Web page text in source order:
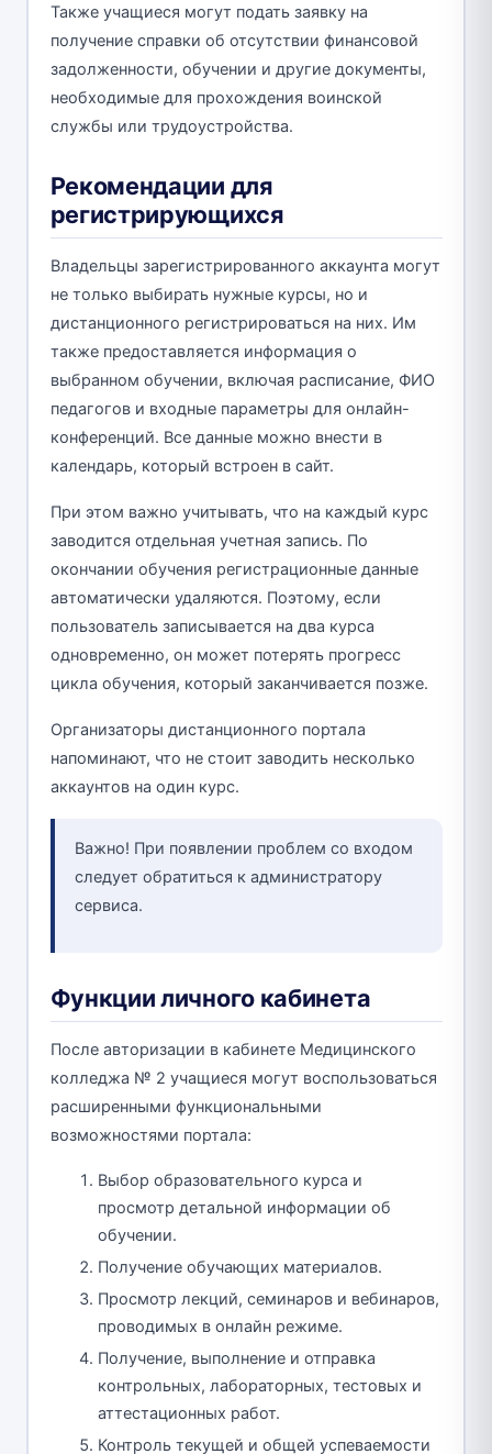
Также учащиеся могут подать заявку на
получение справки об отсутствии финансовой
задолженности, обучении и другие документы,
необходимые для прохождения воинской
службы или трудоустройства.
Рекомендации для
регистрирующихся
Владельцы зарегистрированного аккаунта могут
не только выбирать нужные курсы, но и
дистанционного регистрироваться на них. Им
также предоставляется информация о
выбранном обучении, включая расписание, ФИО
педагогов и входные параметры для онлайн-
конференций. Все данные можно внести в
календарь, который встроен в сайт.
При этом важно учитывать, что на каждый курс
заводится отдельная учетная запись. По
окончании обучения регистрационные данные
автоматически удаляются. Поэтому, если
пользователь записывается на два курса
одновременно, он может потерять прогресс
цикла обучения, который заканчивается позже.
Организаторы дистанционного портала
напоминают, что не стоит заводить несколько
аккаунтов на один курс.
Важно! При появлении проблем со входом
следует обратиться к администратору
сервиса.
Функции личного кабинета
После авторизации в кабинете Медицинского
колледжа № 2 учащиеся могут воспользоваться
расширенными функциональными
возможностями портала:
Выбор образовательного курса и
просмотр детальной информации об
обучении.
Получение обучающих материалов.
Просмотр лекций, семинаров и вебинаров,
проводимых в онлайн режиме.
Получение, выполнение и отправка
контрольных, лабораторных, тестовых и
аттестационных работ.
Контроль текущей и общей успеваемости